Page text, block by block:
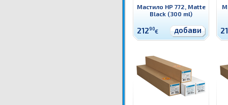
Мастило HP 772, Matte
Black (300 ml)
21290€ добави